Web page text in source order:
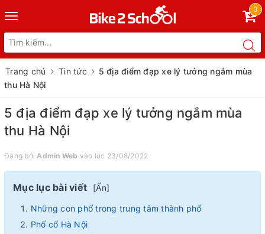
Toggle
navigation
0
Trang chủ Tin tức
5 địa điểm đạp xe lý tưởng ngắm mùa
thu Hà Nội
5 địa điểm đạp xe lý tưởng ngắm mùa
thu Hà Nội
Đăng bởiAdmin Web vào lúc 23/08/2022
Mục lục bài viết [Ẩn]
Những con phố trong trung tâm thành phố
Phố cổ Hà Nội